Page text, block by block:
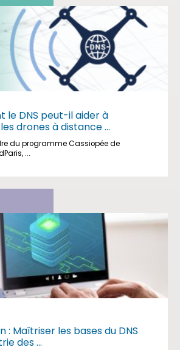
le DNS peut-il aider à
drones à distance ...
du programme Cassiopée de
...
: Maîtriser les bases du DNS
des ...